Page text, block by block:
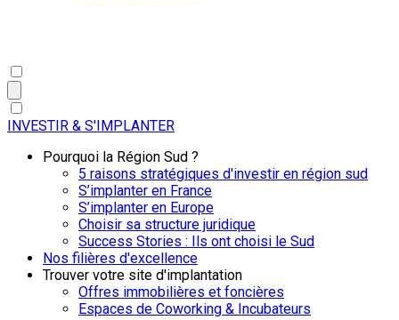
INVESTIR & S'IMPLANTER
Pourquoi la Région Sud ?
5 raisons stratégiques d'investir en région sud
S’implanter en France
S’implanter en Europe
Choisir sa structure juridique
Success Stories : Ils ont choisi le Sud
Nos filières d'excellence
Trouver votre site d'implantation
Offres immobilières et foncières
Espaces de Coworking & Incubateurs